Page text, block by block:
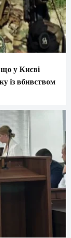
у Києві
із вбивством